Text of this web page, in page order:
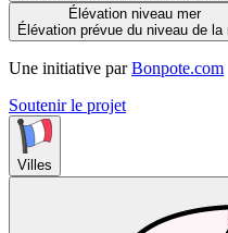
Élévation niveau mer
Élévation prévue du niveau de la
Une initiative par Bonpote.com
Soutenir le projet
Villes